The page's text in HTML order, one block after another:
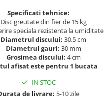
& sezlonguri
copii
Specificati tehnice:
Disc greutate din fier de 15 kg
speciala rezistenta la umiditate
Diametrul discului: 30.5cm
Diametrul gauri: 30 mm
Grosimea discului: 4 cm
afisat este pentru 1 bucata
IN STOC
de livrare: 5-10 zile